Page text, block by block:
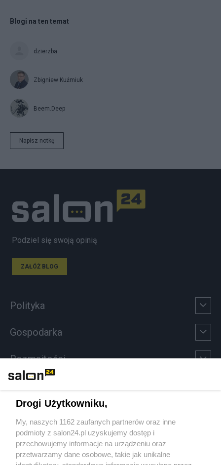
Blogi na ten temat
dzierzba
Zbigniew Kuźmiuk
Beem.Deep
Napisz notkę
Podziel się swoją opinią
ZAŁÓŻ BLOG
Polityka
Gospodarka
Rozmaitości
Sport
Społeczeństwo
Drogi Użytkowniku,
My, naszych 1162 zaufanych partnerów oraz inne
podmioty z salon24.pl uzyskujemy dostęp i
przechowujemy informacje na urządzeniu oraz
przetwarzamy dane osobowe, takie jak unikalne